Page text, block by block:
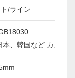
/ライン
本、韓国など カスタ